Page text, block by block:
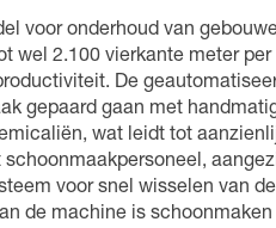
voor onderhoud van
wel 2.100 vierkante meter per
De
gepaard gaan met
wat leidt tot
voor snel wisselen van
de machine is